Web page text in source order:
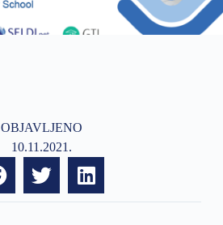
OBJAVLJENO
10.11.2021.